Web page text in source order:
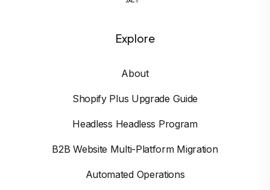
Explore
About
Shopify Plus Upgrade Guide
Headless Headless Program
B2B Website Multi-Platform Migration
Automated Operations